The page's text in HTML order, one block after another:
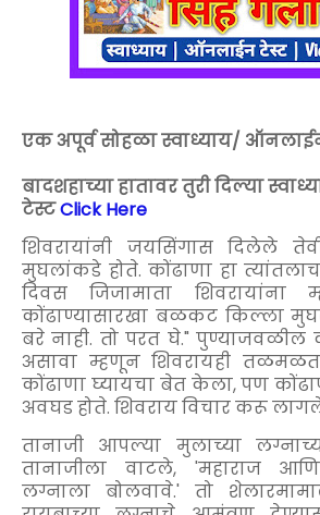
एक अपूर्व सोहळा स्वाध्याय/
बादशहाच्या हातावर तुरी दिल्या
टेस्टClick Here
शिवरायांनी जयसिंगासदिलेले
मुघलांकडे होते. कोंढाणा हा
दिवस जिजामाता शिवरायांना
कोंढाण्यासारखा बळकट किल्ला
बरे नाही. तो परत घे." पुण्याजवळील
असावा म्हणून शिवरायही तळमळत
कोंढाणा घ्यायचा बेत केला, पण
अवघड होते. शिवराय विचार करू
तानाजी आपल्या मुलाच्या
तानाजीला वाटले, 'महाराज
लग्नाला बोलवावे.' तो